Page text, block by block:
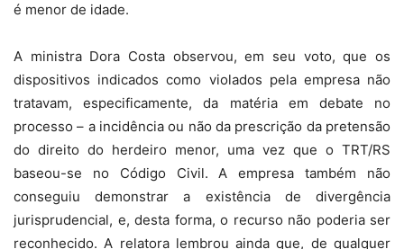
é menor de idade.
A ministra Dora Costa observou, em seu voto, que os
dispositivos indicados como violados pela empresa não
tratavam, especificamente, da matéria em debate no
processo – a incidência ou não da prescrição da pretensão
do direito do herdeiro menor, uma vez que o TRT/RS
baseou-se no Código Civil. A empresa também não
conseguiu demonstrar a existência de divergência
jurisprudencial, e, desta forma, o recurso não poderia ser
reconhecido. A relatora lembrou ainda que, de qualquer